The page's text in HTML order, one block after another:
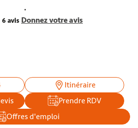
6 avis Donnez votre avis
Itinéraire
Prendre RDV
Offres d'emploi